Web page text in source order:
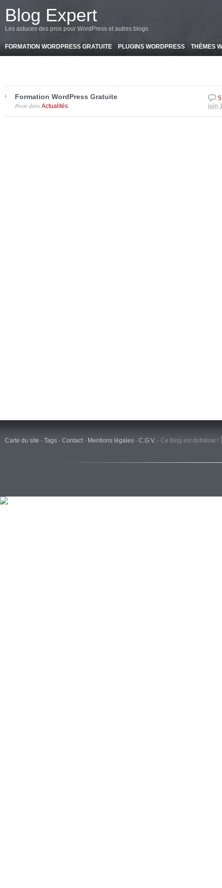
Blog Expert
Les astuces des pros pour WordPress et autres blogs
FORMATION WORDPRESS GRATUITE PLUGINS WORDPRESS THÈMES
Formation WordPress Gratuite
juin
Posté dans Actualités
Carte du site - Tags - Contact - Mentions légales - C.G.V. - Ce blog est dofollow !